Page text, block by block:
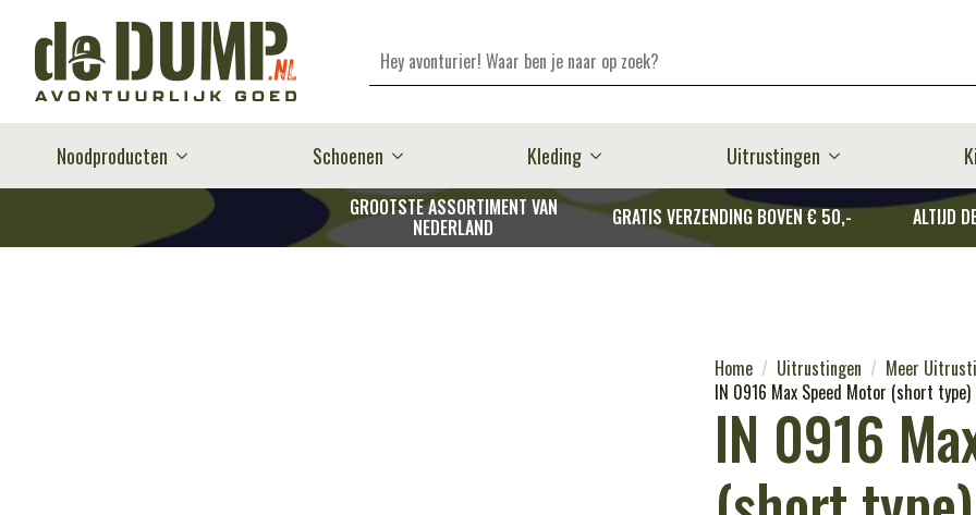
Zoeken
Noodproducten Schoenen Kleding Uitrustingen
GROOTSTE ASSORTIMENT VAN
NEDERLAND GRATIS VERZENDING BOVEN € 50,- ALTIJD
Home Uitrustingen
Meer
IN 0916 Max Speed Motor (short type)
IN 0916